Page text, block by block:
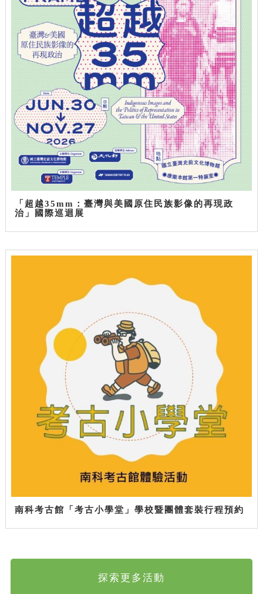
「超越35mm：臺灣與美國原住民族影像的再現政
治」國際巡迴展
南科考古館「考古小學堂」學校暨團體套裝行程預約
探索更多活動